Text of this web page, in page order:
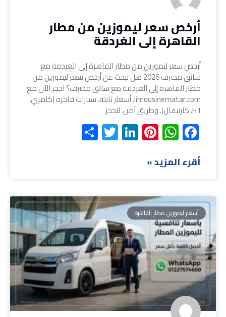
أرخص سعر ليموزين من مطار
القاهرة إلى الغردقة
أرخص سعر ليموزين من مطار القاهرة إلى الغردقة مع
سائق محترف 2026 هل تبحث عن أرخص سعر ليموزين من
مطار القاهرة إلى الغردقة مع سائق محترف؟ احجز الآن مع
limousinematar.com. أسعار ثابتة، سيارات فاخرة (كامري،
H1، كارنيفال)، وطريق آمن. للحجز
Facebook
WhatsApp
Pinterest
LinkedIn
Twitter
أقرء المزيد »
أسعار ليموزين مطار القاهرة